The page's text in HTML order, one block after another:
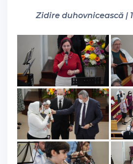
Zidire duhovnicească |